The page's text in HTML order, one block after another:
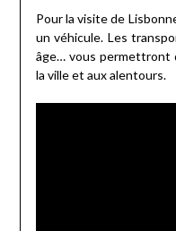
Pour la visite de
un véhicule. Les
âge… vous permettront
la ville et aux alentours.